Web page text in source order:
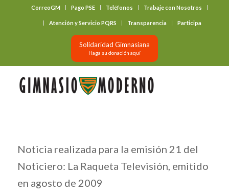
CorreoGM Pago PSE Teléfonos Trabaje con Nosotros
Atención y Servicio PQRS Transparencia Participa
Solidaridad Gimnasiana
Haga su donación aquí
Noticia realizada para la emisión 21 del
Noticiero: La Raqueta Televisión, emitido
en agosto de 2009